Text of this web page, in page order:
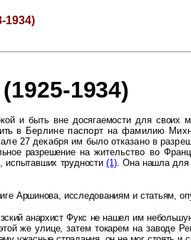
1934)
и быть вне досягаемости для своих
в Берлине паспорт на фамилию
27 декабря им было отказано в
разрешение на жительство во
испытавших трудности(1). Она нашла для
Аршинова, исследованиям и статьям,
анархист Фукс не нашел им
же улице, затем токарем на заводе